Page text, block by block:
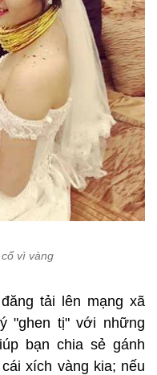
vì vàng
tải lên mạng xã
"ghen tị" với những
bạn chia sẻ gánh
xích vàng kia; nếu